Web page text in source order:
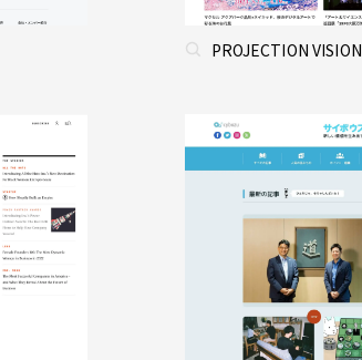
PROJECTION VISION